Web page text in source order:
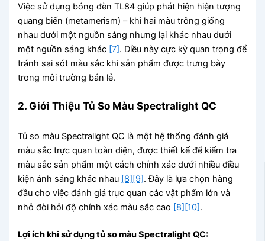
Việc sử dụng bóng đèn TL84 giúp phát hiện hiện tượng
quang biến (metamerism) – khi hai màu trông giống
nhau dưới một nguồn sáng nhưng lại khác nhau dưới
một nguồn sáng khác [7]. Điều này cực kỳ quan trọng để
tránh sai sót màu sắc khi sản phẩm được trưng bày
trong môi trường bán lẻ.
2. Giới Thiệu Tủ So Màu Spectralight QC
Tủ so màu Spectralight QC là một hệ thống đánh giá
màu sắc trực quan toàn diện, được thiết kế để kiểm tra
màu sắc sản phẩm một cách chính xác dưới nhiều điều
kiện ánh sáng khác nhau [8] [9]. Đây là lựa chọn hàng
đầu cho việc đánh giá trực quan các vật phẩm lớn và
nhỏ đòi hỏi độ chính xác màu sắc cao [8] [10].
Lợi ích khi sử dụng tủ so màu Spectralight QC: